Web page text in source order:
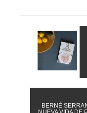
BERNÉ